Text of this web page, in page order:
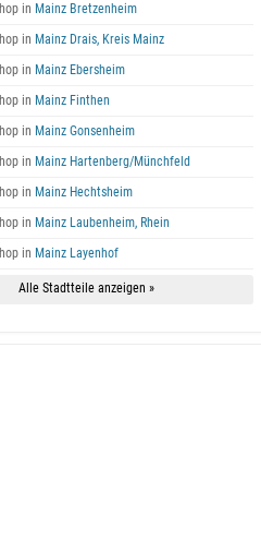
in Mainz Bretzenheim
in Mainz Drais, Kreis Mainz
in Mainz Ebersheim
in Mainz Finthen
in Mainz Gonsenheim
in Mainz Hartenberg/Münchfeld
in Mainz Hechtsheim
in Mainz Laubenheim, Rhein
in Mainz Layenhof
Alle Stadtteile anzeigen »